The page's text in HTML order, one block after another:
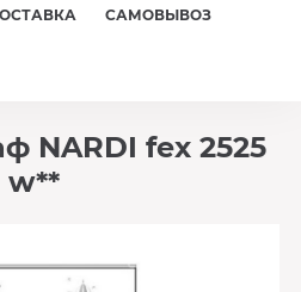
САМОВЫВОЗ
NARDI fex 2525
w**